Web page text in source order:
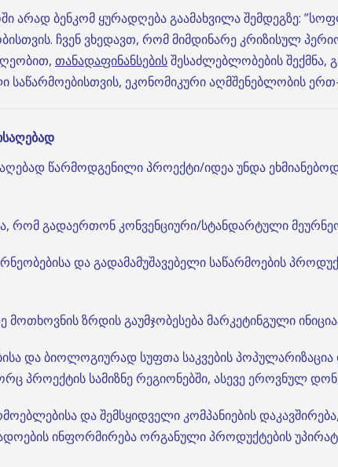
არად ბენკომ ყურადღება გაამახვილა შემდეგზე:
ჩვენ ვხედავთ, რომ მიმდინარე კრიზისულ
თანადაფინანსებისშესაძლებლობების შექმნა,
საწარმოებისთვის, ეკონომიკური აღმშენებლობის
წარმოდგენილი პროექტი/იდეა უნდა
რომ გადაერთონ კონვენციური/სტანდარტული
და გადამამუშავებელი საწარმოების
მოთხოვნის ზრდის გაუმჯობესება მარკეტინგული
და ბიოლოგიურად სუფთა საკვების
პროექტის სამიზნე რეგიონებში, ასევე ეროვნულ
და შემსყიდველი კომპანიების
ინფორმირება ორგანული პროდუქტების